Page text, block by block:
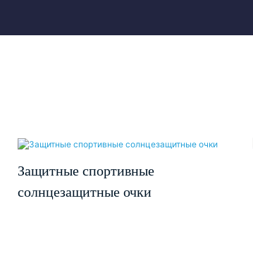
Защитные спортивные
солнцезащитные очки